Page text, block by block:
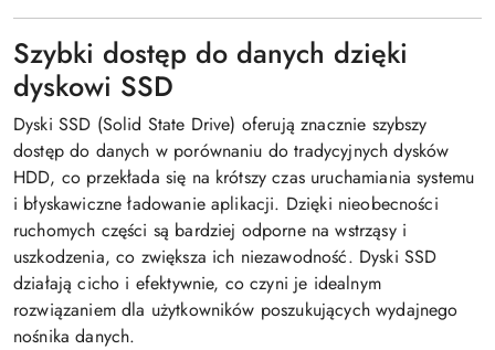
Szybki dostęp do danych dzięki
dyskowi SSD
Dyski SSD (Solid State Drive) oferują znacznie szybszy
dostęp do danych w porównaniu do tradycyjnych dysków
HDD, co przekłada się na krótszy czas uruchamiania systemu
i błyskawiczne ładowanie aplikacji. Dzięki nieobecności
ruchomych części są bardziej odporne na wstrząsy i
uszkodzenia, co zwiększa ich niezawodność. Dyski SSD
działają cicho i efektywnie, co czyni je idealnym
rozwiązaniem dla użytkowników poszukujących wydajnego
nośnika danych.